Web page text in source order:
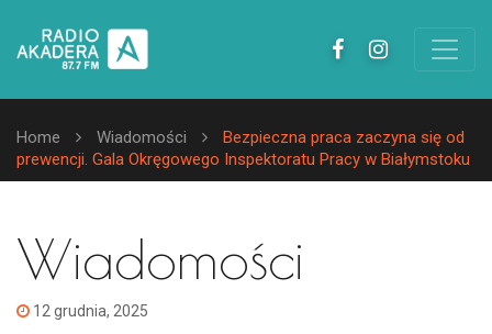
Home Wiadomości
Bezpieczna praca zaczyna się od
prewencji. Gala Okręgowego Inspektoratu Pracy w Białymstoku
Wiadomości
12 grudnia, 2025